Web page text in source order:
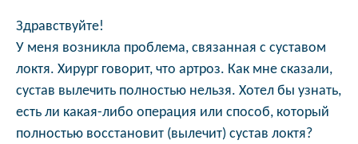
Здравствуйте!
У меня возникла проблема, связанная с суставом
локтя. Хирург говорит, что артроз. Как мне сказали,
сустав вылечить полностью нельзя. Хотел бы узнать,
есть ли какая-либо операция или способ, который
полностью восстановит (вылечит) сустав локтя?